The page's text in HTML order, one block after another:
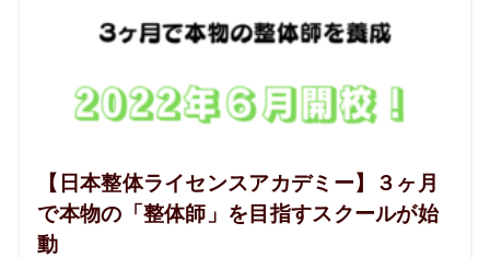
【日本整体ライセンスアカデミー】３ヶ月
で本物の「整体師」を目指すスクールが始
動